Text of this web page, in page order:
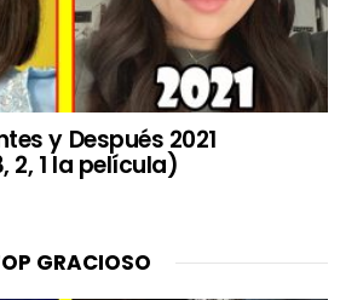
y Después 2021
2, 1 la película)
GRACIOSO